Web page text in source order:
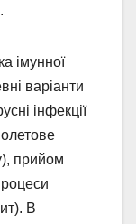
імунної
варіанти
інфекції
прийом
В